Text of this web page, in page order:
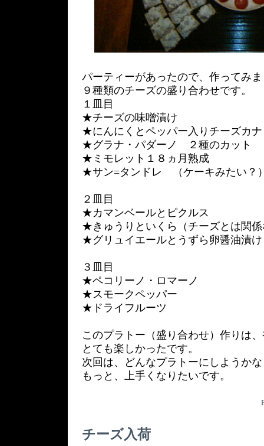
パーティーがあったので、作ってみ
９種類のチーズの盛り合わせです。
１皿目
★チーズの味噌漬け
★にんにくとペッパー入りチーズカ
★グラナ・パダーノ ２種のカット
★ミモレット１８ヵ月熟成
★サン=タンドレ （ケーキみたい？
２皿目
★カマンベールとピクルス
★きゅうりといくら（チーズとは関
★グリュイエールとうずら卵醤油漬け
３皿目
★ペコリーノ・ロマーノ
★スモークペッパー
★ドライフルーツ
このプラトー（盛り合わせ）作りは
とても楽しかったです。
次回は、どんなプラトーにしようか
もっと、上手くなりたいです。
チーズ入荷